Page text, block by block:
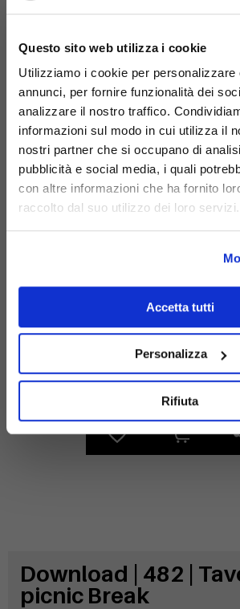
Questo sito web utilizza i cookie
Utilizziamo i cookie per personalizzare
annunci, per fornire funzionalità dei
analizzare il nostro traffico.
informazioni sul modo in cui utilizza il
nostri partner che si occupano di
pubblicità e social media, i quali
con altre informazioni che ha fornito
raccolto dal suo utilizzo dei loro servizi.
Accetta tutti
Personalizza
Rifiuta
zincato
Download | 482 |
picnic Break